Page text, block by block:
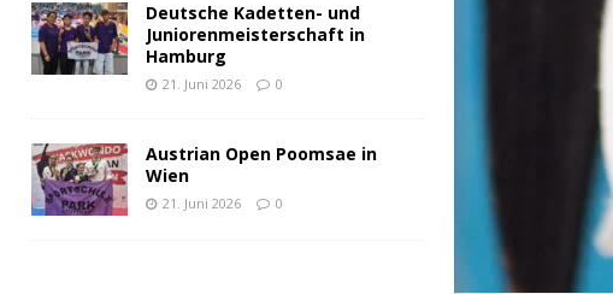
Deutsche Kadetten- und
Juniorenmeisterschaft in
Hamburg
21. Juni 2026 0
Austrian Open Poomsae in
Wien
21. Juni 2026 0